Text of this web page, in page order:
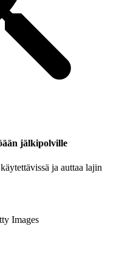
jälkipolville
ja auttaa lajin
Images